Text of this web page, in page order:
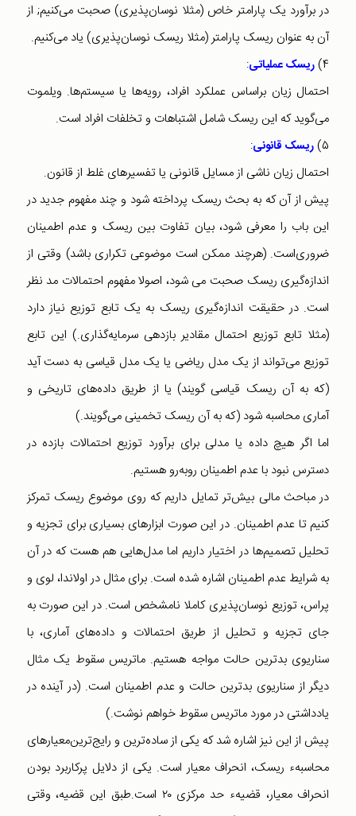
در برآورد یک پارامتر خاص (مثلا نوسان‌پذیری) صحبت می‌کنیم; از
آن به عنوان ریسک پارامتر (مثلا ریسک نوسان‌پذیری) یاد می‌کنیم.
۴‌) ریسک عملیاتی:
احتمال زیان براساس عملکرد افراد، رویه‌ها یا سیستم‌ها. ویلموت
می‌گوید که این ریسک شامل اشتباهات و تخلفات افراد است.
۵) ریسک قانونی:
احتمال زیان ناشی از مسایل قانونی یا تفسیرهای غلط از قانون.
پیش از آن که به بحث ریسک پرداخته شود و چند مفهوم جدید در
این باب را معرفی شود، بیان تفاوت بین ریسک و عدم اطمینان
ضروری‌است. (هرچند ممکن است موضوعی تکراری باشد) وقتی از
اندازه‌گیری ریسک صحبت می شود، اصولا مفهوم احتمالات مد نظر
است. در حقیقت اندازه‌گیری ریسک به یک تابع توزیع نیاز دارد
(مثلا تابع توزیع احتمال مقادیر بازدهی سرمایه‌گذاری.) این تابع
توزیع می‌تواند از یک مدل ریاضی یا یک مدل قیاسی به دست آید
(که به آن ریسک قیاسی گویند) یا از طریق داده‌های تاریخی و
آماری محاسبه شود (که به آن ریسک تخمینی می‌گویند.)
اما اگر هیچ داده یا مدلی برای برآورد توزیع احتمالات بازده در
دسترس نبود با عدم اطمینان روبه‌رو هستیم.
در مباحث مالی بیش‌تر تمایل داریم که روی موضوع ریسک تمرکز
کنیم تا عدم اطمینان. در این صورت ابزارهای بسیاری برای تجزیه و
تحلیل تصمیم‌ها در اختیار داریم اما مدل‌هایی هم هست که در آن
به شرایط عدم اطمینان اشاره شده است. برای مثال در اولاندا، لوی و
پراس، توزیع نوسان‌پذیری کاملا نامشخص است. در این صورت به
جای تجزیه و تحلیل از طریق احتمالات و داده‌های آماری، با
سناریوی بدترین حالت مواجه هستیم. ماتریس سقوط یک مثال
دیگر از سناریوی بدترین حالت و عدم اطمینان است. (در آینده در
یادداشتی در مورد ماتریس سقوط خواهم نوشت.)
پیش از این نیز اشاره شد که یکی از ساده‌ترین و رایج‌ترین‌معیارهای
محاسبهء ریسک، انحراف معیار است. یکی از دلایل پرکاربرد بودن
انحراف معیار، قضیهء حد مرکزی ۲۰ است.طبق این قضیه، وقتی